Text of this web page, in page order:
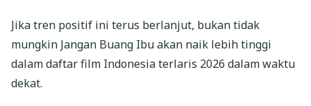
Jika tren positif ini terus berlanjut, bukan tidak
mungkin Jangan Buang Ibu akan naik lebih tinggi
dalam daftar film Indonesia terlaris 2026 dalam waktu
dekat.